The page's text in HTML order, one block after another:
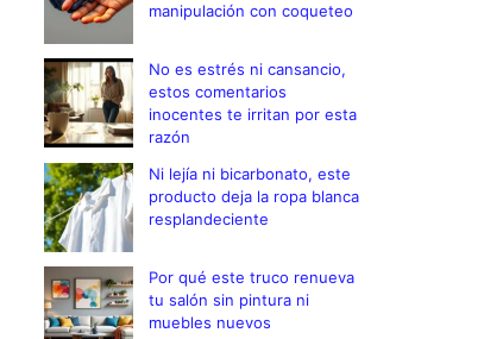
manipulación con coqueteo
No es estrés ni cansancio,
estos comentarios
inocentes te irritan por esta
razón
Ni lejía ni bicarbonato, este
producto deja la ropa blanca
resplandeciente
Por qué este truco renueva
tu salón sin pintura ni
muebles nuevos